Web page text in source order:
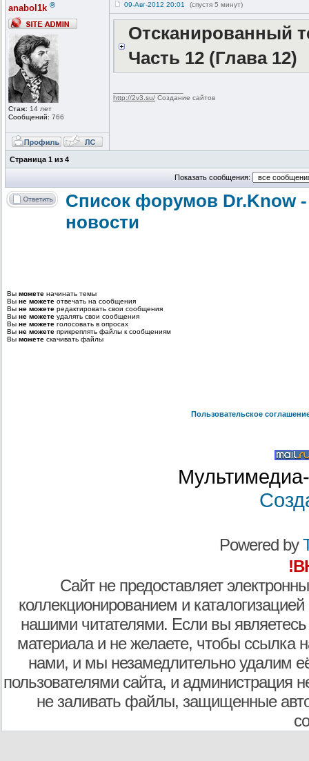
anabol1k ®
Стаж: 14 лет
Сообщений: 766
09-Авг-2012 20:01 (спустя 5 минут)
Отсканированный
Часть 12 (Глава 12)
http://2v3.su/ Создание сайтов
Страница 1 из 4
Показать сообщения:
Список форумов Dr.Know
новости
Вы можете начинать темы
Вы не можете отвечать на сообщения
Вы не можете редактировать свои сообщения
Вы не можете удалять свои сообщения
Вы не можете голосовать в опросах
Вы не можете прикреплять файлы к сообщениям
Вы можете скачивать файлы
Пользовательское
Powered by
Сайт не предоставляет
коллекционированием и
нашими читателями. Если вы являетесь
материала и не желаете, чтобы ссылка
нами, и мы незамедлительно удалим
пользователями сайта, и администрация
не заливать файлы, защищенные